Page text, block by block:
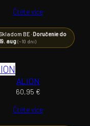
Čtěte více
Skladom BE · Doručenie do
aug(~10 dní)
ALION
60,95 €
Čtěte více